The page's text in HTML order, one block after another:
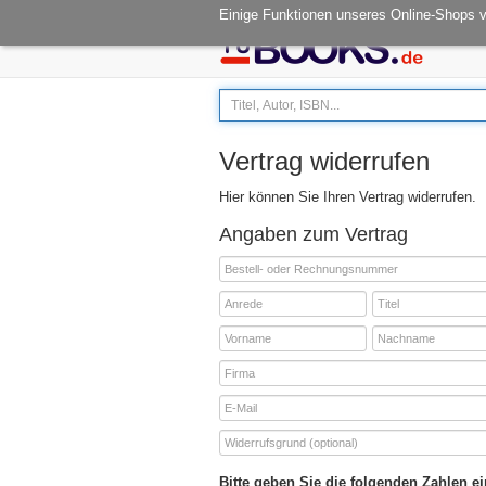
Einige Funktionen unseres Online-Shops
Öffnungszeiten: Mo - Fr 08.00-14.30
Vertrag widerrufen
Hier können Sie Ihren Vertrag widerrufen.
Angaben zum Vertrag
Bitte geben Sie die folgenden Zahlen